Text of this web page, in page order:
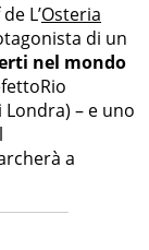
L’Osteria
di un
nel mondo
– e uno
a